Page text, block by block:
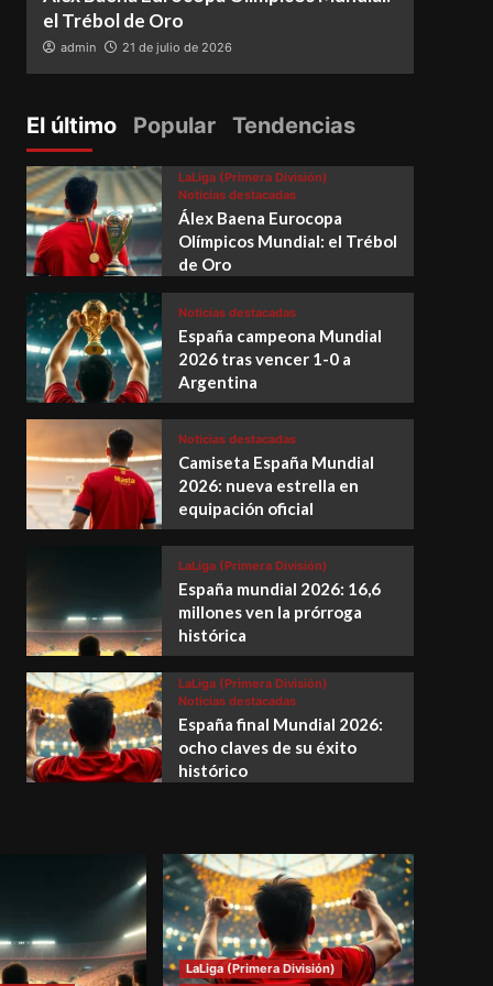
el Trébol de Oro
admin 21 de julio de 2026
El último Popular Tendencias
LaLiga (Primera División)
Noticias destacadas
Álex Baena Eurocopa
Olímpicos Mundial: el Trébol
de Oro
Noticias destacadas
España campeona Mundial
2026 tras vencer 1-0 a
Argentina
Noticias destacadas
Camiseta España Mundial
2026: nueva estrella en
equipación oficial
LaLiga (Primera División)
España mundial 2026: 16,6
millones ven la prórroga
histórica
LaLiga (Primera División)
Noticias destacadas
España final Mundial 2026:
ocho claves de su éxito
histórico
LaLiga (Primera División)